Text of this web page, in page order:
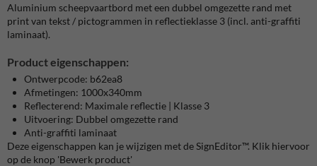
Aluminium scheepvaartbord met een dubbel omgezette rand met
print van tekst / pictogrammen in reflectieklasse 3 (incl. anti-graffiti
laminaat).
Product eigenschappen:
Ontwerpcode: b62ea8
Afmetingen: 1000x340mm
Reflecterend: Maximale reflectie | Klasse 3
Uitvoering: Dubbel omgezette rand
Anti-graffiti laminaat
Deze eigenschappen kan je wijzigen met de SignEditor™. Klik hiervoor
op de knop 'Bewerk product'